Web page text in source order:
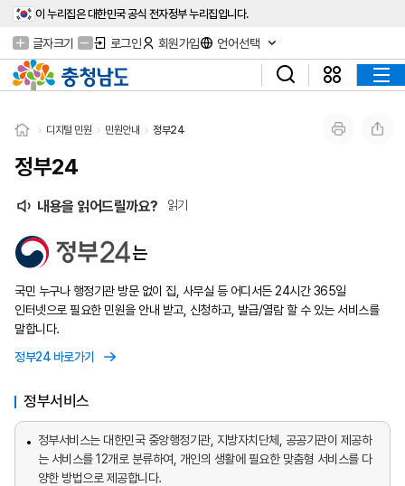
이 누리집은 대한민국 공식 전자정부 누리집입니다.
글자크기 로그인 회원가입 언어선택
디지털 민원 민원안내 정부24
정부24
내용을 읽어드릴까요? 읽기
는
국민 누구나 행정기관 방문 없이 집, 사무실 등 어디서든 24시간 365일
인터넷으로 필요한 민원을 안내 받고, 신청하고, 발급/열람 할 수 있는 서비스를
말합니다.
정부24 바로가기
정부서비스
정부서비스는 대한민국 중앙행정기관, 지방자치단체, 공공기관이 제공하
는 서비스를 12개로 분류하여, 개인의 생활에 필요한 맞춤형 서비스를 다
양한 방법으로 제공합니다.